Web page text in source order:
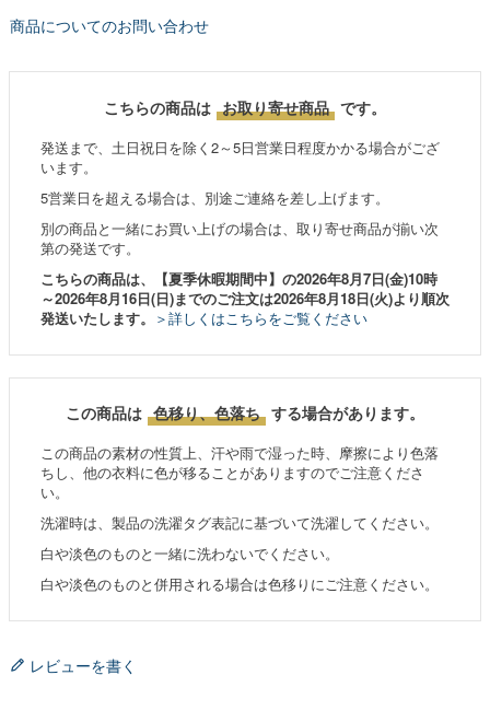
商品についてのお問い合わせ
こちらの商品は お取り寄せ商品 です。
発送まで、土日祝日を除く2～5日営業日程度かかる場合がござ
います。
5営業日を超える場合は、別途ご連絡を差し上げます。
別の商品と一緒にお買い上げの場合は、取り寄せ商品が揃い次
第の発送です。
こちらの商品は、【夏季休暇期間中】の2026年8月7日(金)10時
～2026年8月16日(日)までのご注文は2026年8月18日(火)より順次
発送いたします。 ＞詳しくはこちらをご覧ください
この商品は 色移り、色落ち する場合があります。
この商品の素材の性質上、汗や雨で湿った時、摩擦により色落
ちし、他の衣料に色が移ることがありますのでご注意くださ
い。
洗濯時は、製品の洗濯タグ表記に基づいて洗濯してください。
白や淡色のものと一緒に洗わないでください。
白や淡色のものと併用される場合は色移りにご注意ください。
レビューを書く